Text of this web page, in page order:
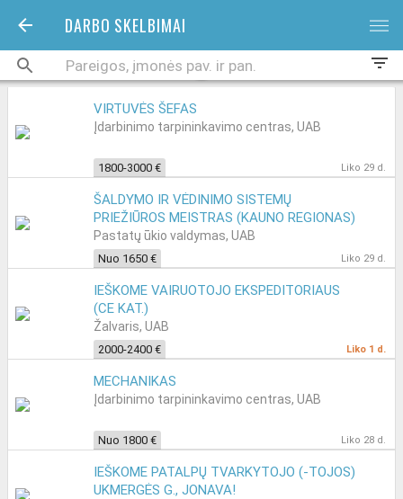
DARBO SKELBIMAI bars
filter_list
VIRTUVĖS ŠEFAS
Įdarbinimo tarpininkavimo centras, UAB
1800-3000 € Liko 29 d.
ŠALDYMO IR VĖDINIMO SISTEMŲ
PRIEŽIŪROS MEISTRAS (KAUNO REGIONAS)
Pastatų ūkio valdymas, UAB
Nuo 1650 € Liko 29 d.
IEŠKOME VAIRUOTOJO EKSPEDITORIAUS
(CE KAT.)
Žalvaris, UAB
2000-2400 € Liko 1 d.
MECHANIKAS
Įdarbinimo tarpininkavimo centras, UAB
Nuo 1800 € Liko 28 d.
IEŠKOME PATALPŲ TVARKYTOJO (-TOJOS)
UKMERGĖS G., JONAVA!